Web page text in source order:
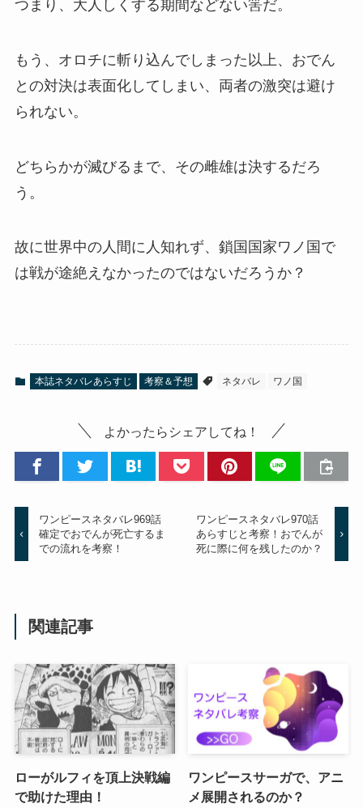
つまり、大人しくする期間などない筈だ。
もう、オロチに斬り込んでしまった以上、おでん
との対決は表面化してしまい、両者の激突は避け
られない。
どちらかが滅びるまで、その雌雄は決するだろ
う。
故に世界中の人間に人知れず、鎖国国家ワノ国で
は戦が途絶えなかったのではないだろうか？
本誌ネタバレあらすじ 考察＆予想 ネタバレ ワノ国
よかったらシェアしてね！
ワンピースネタバレ969話
確定でおでんが死亡するま
での流れを考察！
ワンピースネタバレ970話
あらすじと考察！おでんが
死に際に何を残したのか？
関連記事
ローがルフィを頂上決戦編
で助けた理由！
ワンピースサーガで、アニ
メ展開されるのか？